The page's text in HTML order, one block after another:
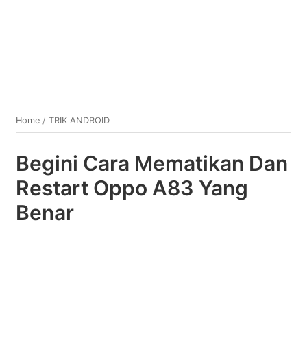
Home /TRIK ANDROID
Begini Cara Mematikan Dan
Restart Oppo A83 Yang
Benar